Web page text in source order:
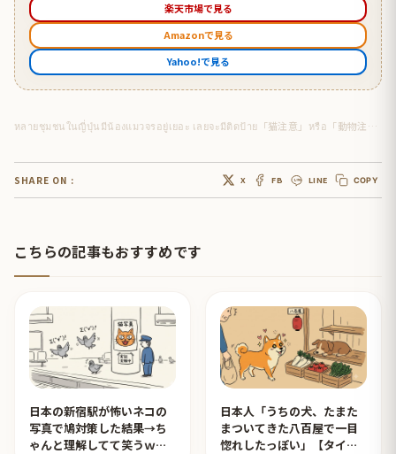
楽天市場で見る
Amazonで見る
Yahoo!で見る
หลายชุมชนในญี่ปุ่นมีน้องแมวจรอยู่เยอะ เลยจะมีติดป้าย「猫注意」หรือ「動物注意」ไว้ริมถนน
SHARE ON : X FB LINE COPY
こちらの記事もおすすめです
日本の新宿駅が怖いネコの
写真で鳩対策した結果→ち
ゃんと理解してて笑うｗｗ
日本人「うちの犬、たまた
まついてきた八百屋で一目
惚れしたっぽい」【タイ人